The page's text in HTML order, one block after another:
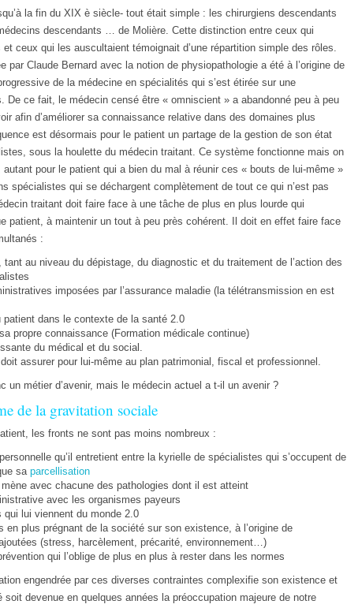
la fin du XIX è siècle- tout était simple : les chirurgiens descendants
descendants … de Molière. Cette distinction entre ceux qui
ceux qui les auscultaient témoignait d’une répartition simple des rôles.
par Claude Bernard avec la notion de physiopathologie a été à l’origine de
de la médecine en spécialités qui s’est étirée sur une
De ce fait, le médecin censé être « omniscient » a abandonné peu à peu
afin d’améliorer sa connaissance relative dans des domaines plus
est désormais pour le patient un partage de la gestion de son état
sous la houlette du médecin traitant. Ce système fonctionne mais on
pour le patient qui a bien du mal à réunir ces « bouts de lui-même »
spécialistes qui se déchargent complètement de tout ce qui n’est pas
traitant doit faire face à une tâche de plus en plus lourde qui
patient, à maintenir un tout à peu près cohérent. Il doit en effet faire face
:
tant au niveau du dépistage, du diagnostic et du traitement de l’action des
imposées par l’assurance maladie (la télétransmission en est
patient dans le contexte de la santé 2.0
propre connaissance (Formation médicale continue)
du médical et du social.
doit assurer pour lui-même au plan patrimonial, fiscal et professionnel.
un métier d’avenir, mais le médecin actuel a t-il un avenir ?
de la gravitation sociale
les fronts ne sont pas moins nombreux :
qu’il entretient entre la kyrielle de spécialistes qui s’occupent de
sa parcellisation
mène avec chacune des pathologies dont il est atteint
avec les organismes payeurs
qui lui viennent du monde 2.0
en plus prégnant de la société sur son existence, à l’origine de
(stress, harcèlement, précarité, environnement…)
qui l’oblige de plus en plus à rester dans les normes
engendrée par ces diverses contraintes complexifie son existence et
soit devenue en quelques années la préoccupation majeure de notre